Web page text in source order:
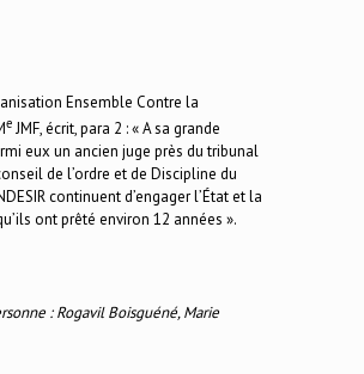
Ensemble Contre la
e JMF, écrit, para 2 : « A sa grande
eux un ancien juge près du tribunal
de l’ordre et de Discipline du
continuent d’engager l’État et la
ont prêté environ 12 années ».
: Rogavil Boisguéné, Marie